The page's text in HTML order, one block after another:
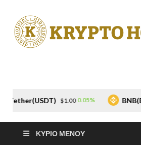
Ενημέρωση
Crypto
$1.00 0.05% BNB(BNB) $592.55
ΚΎΡΙΟ ΜΕΝΟΎ